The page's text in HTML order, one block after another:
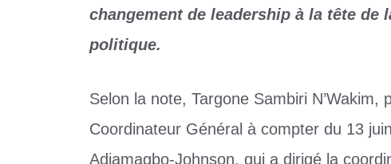
changement de leadership à la tête
politique.
Selon la note, Targone Sambiri
Coordinateur Général à compter du 13
Adjamagbo-Johnson, qui a dirigé la